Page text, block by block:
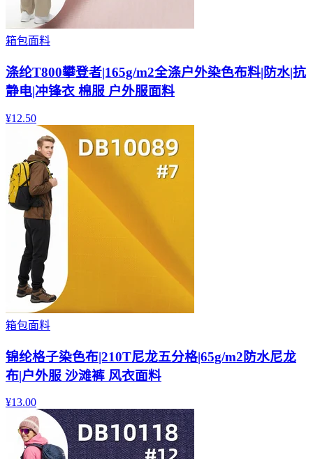
箱包面料
涤纶T800攀登者|165g/m2全涤户外染色布料|防水|抗
静电|冲锋衣 棉服 户外服面料
¥12.50
箱包面料
锦纶格子染色布|210T尼龙五分格|65g/m2防水尼龙
布|户外服 沙滩裤 风衣面料
¥13.00